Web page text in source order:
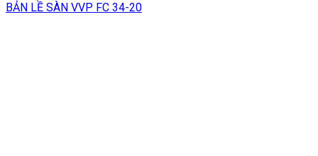
BẢN LỀ SÀN VVP FC 34-20